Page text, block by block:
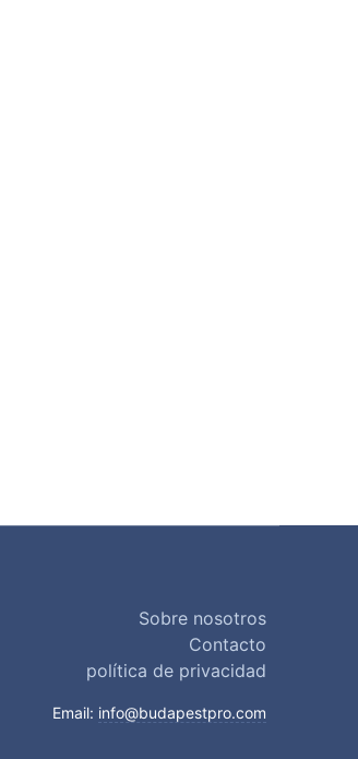
Sobre nosotros
Contacto
política de privacidad
Email: info@budapestpro.com